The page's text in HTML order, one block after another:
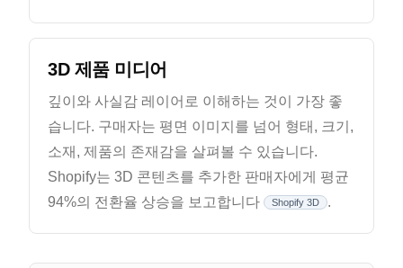
3D 제품 미디어
깊이와 사실감 레이어로 이해하는 것이 가장 좋
습니다. 구매자는 평면 이미지를 넘어 형태, 크기,
소재, 제품의 존재감을 살펴볼 수 있습니다.
Shopify는 3D 콘텐츠를 추가한 판매자에게 평균
94%의 전환율 상승을 보고합니다
Shopify 3D .